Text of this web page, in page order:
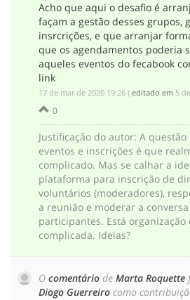
Acho que aqui o desafio é
façam a gestão desses grupos,
insrcrições, e que arranjar
que os agendamentos poderia
aqueles eventos do fecabook
link
‎17 de mar de 2020 19:26 ( editado em ‎5
0
Justificação do autor: A
eventos e inscrições é que
complicado. Mas se calhar a
plataforma para inscrição de
voluntários (moderadores),
a reunião e moderar a
participantes. Está organização
complicada. Ideias?
O comentário de Marta Roquette
Diogo Guerreiro como